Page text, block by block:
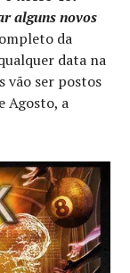
alguns novos
da
data na
vão ser postos
Agosto, a